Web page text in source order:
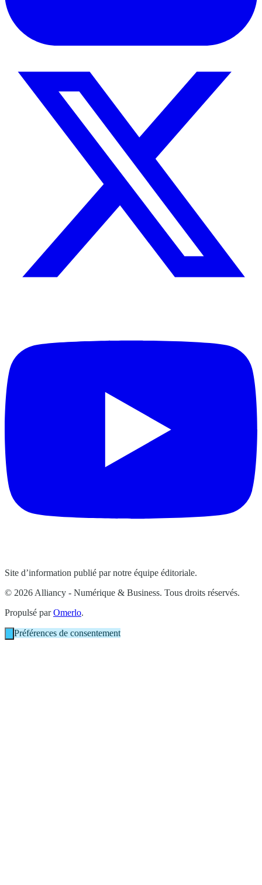
Site d’information publié par notre équipe éditoriale.
© 2026 Alliancy - Numérique & Business. Tous droits réservés.
Propulsé parOmerlo.
Préférences de consentement